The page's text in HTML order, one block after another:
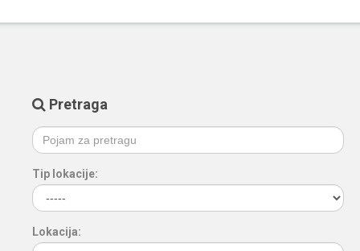
Pretraga
Tip lokacije:
Lokacija: